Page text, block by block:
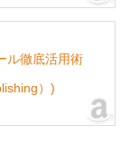
ル徹底活用術
）)